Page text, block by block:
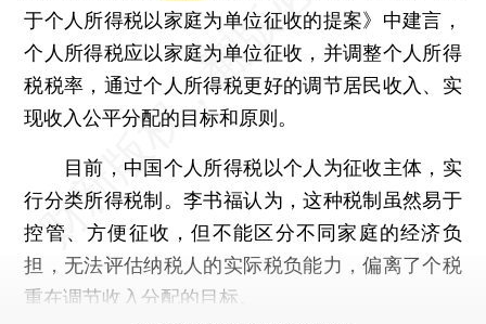
于个人所得税以家庭为单位征收的提案》中建言，
个人所得税应以家庭为单位征收，并调整个人所得
税税率，通过个人所得税更好的调节居民收入、实
现收入公平分配的目标和原则。
目前，中国个人所得税以个人为征收主体，实
行分类所得税制。李书福认为，这种税制虽然易于
控管、方便征收，但不能区分不同家庭的经济负
担，无法评估纳税人的实际税负能力，偏离了个税
重在调节收入分配的目标。